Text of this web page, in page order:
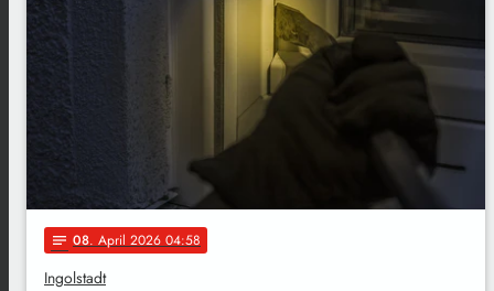
notes 08. April 2026 04:58
Ingolstadt